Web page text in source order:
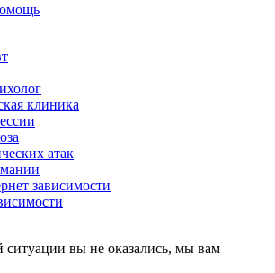
клиника
атак
зависимости
ситуации вы не оказались, мы вам